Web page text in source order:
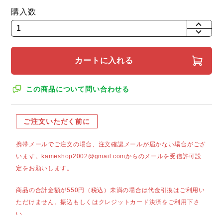
購入数
+
カートに入れる
この商品について問い合わせる
ご注文いただく前に
携帯メールでご注文の場合、注文確認メールが届かない場合がござ
います。kameshop2002@gmail.comからのメールを受信許可設
定をお願いします。
商品の合計金額が550円（税込）未満の場合は代金引換はご利用い
ただけません。振込もしくはクレジットカード決済をご利用下さ